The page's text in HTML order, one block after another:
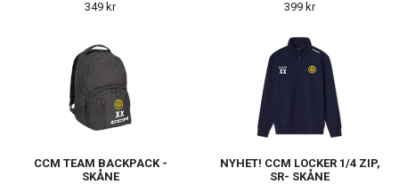
349 kr 399 kr
CCM TEAM BACKPACK -
SKÅNE
NYHET! CCM LOCKER 1/4 ZIP,
SR- SKÅNE